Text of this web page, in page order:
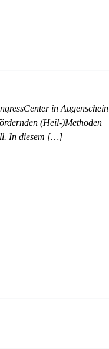
in Augenschein
(Heil-)Methoden
In diesem […]